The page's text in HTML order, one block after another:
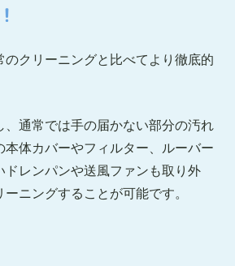
クリーニングと比べてより徹底的
通常では手の届かない部分の汚れ
体カバーやフィルター、ルーバー
レンパンや送風ファンも取り外
ニングすることが可能です。